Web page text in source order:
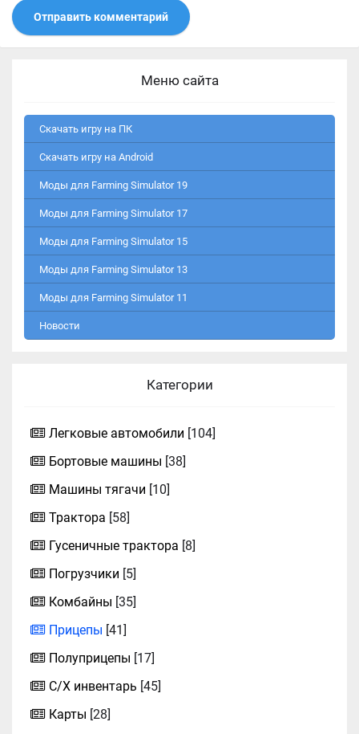
Отправить комментарий
Меню сайта
Скачать игру на ПК
Скачать игру на Android
Моды для Farming Simulator 19
Моды для Farming Simulator 17
Моды для Farming Simulator 15
Моды для Farming Simulator 13
Моды для Farming Simulator 11
Новости
Категории
Легковые автомобили [104]
Бортовые машины [38]
Машины тягачи [10]
Трактора [58]
Гусеничные трактора [8]
Погрузчики [5]
Комбайны [35]
Прицепы [41]
Полуприцепы [17]
С/Х инвентарь [45]
Карты [28]